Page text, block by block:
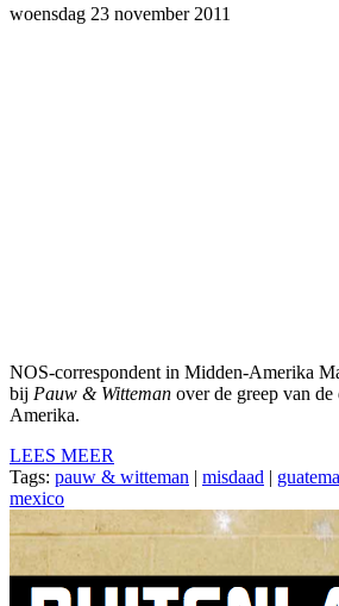
woensdag 23 november 2011
NOS-correspondent in Midden-Amerika
bij Pauw & Witteman over de greep van
Amerika.
LEES MEER
Tags: pauw & witteman | misdaad |
mexico